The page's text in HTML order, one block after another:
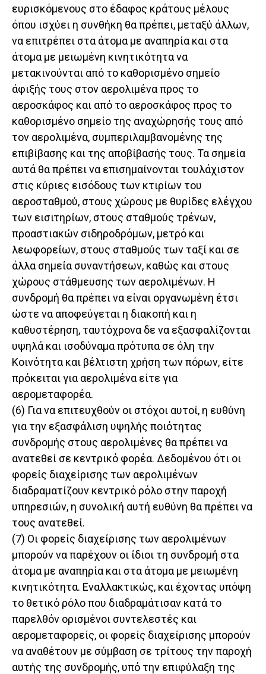
ευρισκόμενους στο έδαφος κράτους μέλους
όπου ισχύει η συνθήκη θα πρέπει, μεταξύ άλλων,
να επιτρέπει στα άτομα με αναπηρία και στα
άτομα με μειωμένη κινητικότητα να
μετακινούνται από το καθορισμένο σημείο
άφιξής τους στον αερολιμένα προς το
αεροσκάφος και από το αεροσκάφος προς το
καθορισμένο σημείο της αναχώρησής τους από
τον αερολιμένα, συμπεριλαμβανομένης της
επιβίβασης και της αποβίβασής τους. Τα σημεία
αυτά θα πρέπει να επισημαίνονται τουλάχιστον
στις κύριες εισόδους των κτιρίων του
αεροσταθμού, στους χώρους με θυρίδες ελέγχου
των εισιτηρίων, στους σταθμούς τρένων,
προαστιακών σιδηροδρόμων, μετρό και
λεωφορείων, στους σταθμούς των ταξί και σε
άλλα σημεία συναντήσεων, καθώς και στους
χώρους στάθμευσης των αερολιμένων. Η
συνδρομή θα πρέπει να είναι οργανωμένη έτσι
ώστε να αποφεύγεται η διακοπή και η
καθυστέρηση, ταυτόχρονα δε να εξασφαλίζονται
υψηλά και ισοδύναμα πρότυπα σε όλη την
Κοινότητα και βέλτιστη χρήση των πόρων, είτε
πρόκειται για αερολιμένα είτε για
αερομεταφορέα.
(6) Για να επιτευχθούν οι στόχοι αυτοί, η ευθύνη
για την εξασφάλιση υψηλής ποιότητας
συνδρομής στους αερολιμένες θα πρέπει να
ανατεθεί σε κεντρικό φορέα. Δεδομένου ότι οι
φορείς διαχείρισης των αερολιμένων
διαδραματίζουν κεντρικό ρόλο στην παροχή
υπηρεσιών, η συνολική αυτή ευθύνη θα πρέπει να
τους ανατεθεί.
(7) Οι φορείς διαχείρισης των αερολιμένων
μπορούν να παρέχουν οι ίδιοι τη συνδρομή στα
άτομα με αναπηρία και στα άτομα με μειωμένη
κινητικότητα. Εναλλακτικώς, και έχοντας υπόψη
το θετικό ρόλο που διαδραμάτισαν κατά το
παρελθόν ορισμένοι συντελεστές και
αερομεταφορείς, οι φορείς διαχείρισης μπορούν
να αναθέτουν με σύμβαση σε τρίτους την παροχή
αυτής της συνδρομής, υπό την επιφύλαξη της